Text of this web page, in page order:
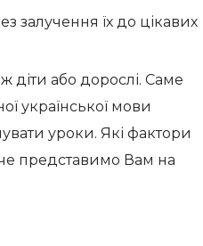
залучення їх до цікавих
діти або дорослі. Саме
української мови
уроки. Які фактори
представимо Вам на